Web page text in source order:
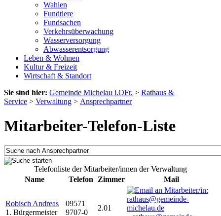
Wahlen
Fundtiere
Fundsachen
Verkehrsüberwachung
Wasserversorgung
Abwasserentsorgung
Leben & Wohnen
Kultur & Freizeit
Wirtschaft & Standort
Sie sind hier: Gemeinde Michelau i.OFr. > Rathaus &
Service > Verwaltung > Ansprechpartner
Mitarbeiter-Telefon-Liste
Telefonliste der Mitarbeiter/innen der Verwaltung
Name
Telefon Zimmer Mail
Robisch Andreas
1. Bürgermeister
09571
9707-0
2.01